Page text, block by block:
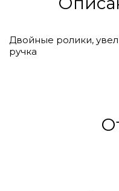
Двойные ролики,
ручка